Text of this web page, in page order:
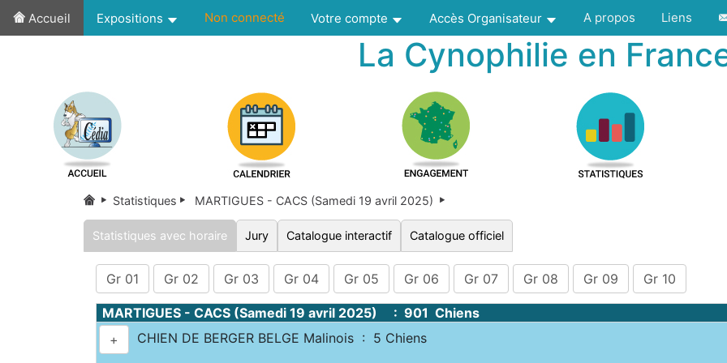
Accueil Expositions Non connecté Votre compte Accès Organisateur A propos Liens
La Cynophilie en
Statistiques MARTIGUES - CACS (Samedi 19 avril 2025)
Statistiques avec horaire Jury Catalogue interactif Catalogue officiel
Gr 01 Gr 02 Gr 03 Gr 04 Gr 05 Gr 06 Gr 07 Gr 08 Gr 09 Gr 10
MARTIGUES - CACS (Samedi 19 avril 2025) : 901 Chiens
+
CHIEN DE BERGER BELGE Malinois : 5 Chiens